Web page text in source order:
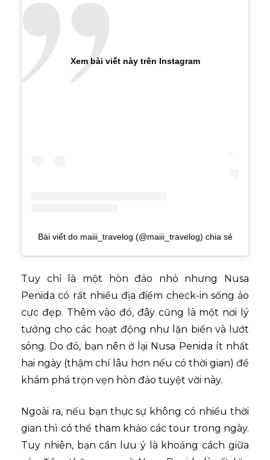
Xem bài viết này trên Instagram
Bài viết do maiii_travelog (@maiii_travelog) chia sẻ
Tuy chỉ là một hòn đảo nhỏ nhưng Nusa
Penida có rất nhiều địa điểm check-in sống ảo
cực đẹp. Thêm vào đó, đây cũng là một nơi lý
tưởng cho các hoạt động như lặn biển và lướt
sóng. Do đó, bạn nên ở lại Nusa Penida ít nhất
hai ngày (thậm chí lâu hơn nếu có thời gian) để
khám phá trọn vẹn hòn đảo tuyệt vời này.
Ngoài ra, nếu bạn thực sự không có nhiều thời
gian thì có thể tham khảo các tour trong ngày.
Tuy nhiên, bạn cần lưu ý là khoảng cách giữa